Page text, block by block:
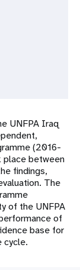
UNFPA Iraq
(2016-
place between
findings,
The
of the UNFPA
of
base for
cycle.